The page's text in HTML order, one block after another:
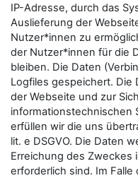
IP-Adresse, durch das
Auslieferung der
Nutzer*innen zu
der Nutzer*innen für die
bleiben. Die Daten
Logfiles gespeichert. Die
der Webseite und zur
informationstechnischen
erfüllen wir die uns
lit. e DSGVO. Die Daten
Erreichung des Zweckes
erforderlich sind. Im